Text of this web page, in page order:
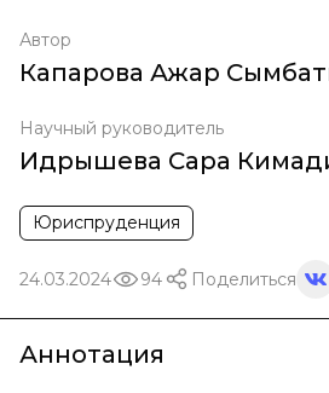
Автор
Капарова Ажар
Научный руководитель
Идрышева Сара
Юриспруденция
24.03.2024 94 Поделиться
Аннотация